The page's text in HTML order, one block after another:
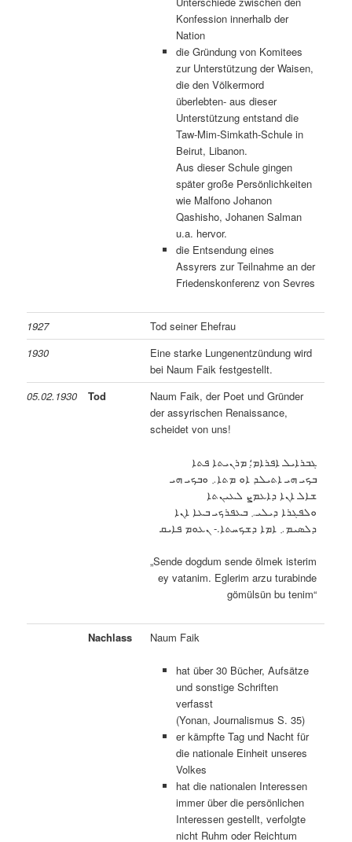
Konfession innerhalb der
Nation
die Gründung von Komitees
zur Unterstützung der Waisen,
die den Völkermord
überlebten- aus dieser
Unterstützung entstand die
Taw-Mim-Simkath-Schule in
Beirut, Libanon.
Aus dieser Schule gingen
später große Persönlichkeiten
wie Malfono Johanon
Qashisho, Johanen Salman
u.a. hervor.
die Entsendung eines
Assyrers zur Teilnahme an der
Friedenskonferenz von Sevres
1927
Tod seiner Ehefrau
1930
Eine starke Lungenentzündung wird
bei Naum Faik festgestellt.
05.02.1930
Tod
Naum Faik, der Poet und Gründer
der assyrischen Renaissance,
scheidet von uns!
ܓܒܪܐܝܠ ܐܦܪܐܡ؛ ݂ܡܪܢܝܬܐ ܦܬܐ
ܒܟܝ ܗܝ ܐܬܝܠܕ ܐܘ ܡܬܐ܇ ܘܒܟܝ ܗܝ
ܫܐܠ ܐܢܐ ܕܐܥܡܨ ܠܥܝܢܬܐ
ܘܠܦܓܪܐ ܕܝܠܝ܇ ܒܥܦܪܟܝ ܒܥܐ ܐܢܐ
ܕܠܣܝܡ܇ ܐܡܐ ܕܫܟܚܬܐ.- ܢܥܘܡ ܦܐܝܩ
„Sende dogdum sende ölmek isterim
ey vatanim. Eglerim arzu turabinde
gömülsün bu tenim“
Nachlass Naum Faik
hat über 30 Bücher, Aufsätze
und sonstige Schriften
verfasst
(Yonan, Journalismus S. 35)
er kämpfte Tag und Nacht für
die nationale Einheit unseres
Volkes
hat die nationalen Interessen
immer über die persönlichen
Interessen gestellt, verfolgte
nicht Ruhm oder Reichtum